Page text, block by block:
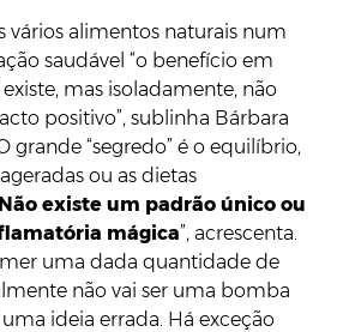
vários alimentos naturais num
saudável “o benefício em
mas isoladamente, não
positivo”, sublinha Bárbara
grande “segredo” é o equilíbrio,
ou as dietas
Não existe um padrão único ou
mágica”, acrescenta.
uma dada quantidade de
não vai ser uma bomba
ideia errada. Há exceção